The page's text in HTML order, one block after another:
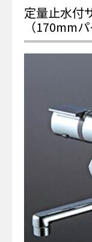
定量止水付
（170mmパ